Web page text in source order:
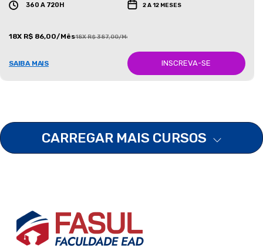
360 A 720H 2 A 12 MESES
18X R$ 86,00/Mês18X R$ 387,00/Mês
SAIBA MAIS INSCREVA-SE
CARREGAR MAIS CURSOS